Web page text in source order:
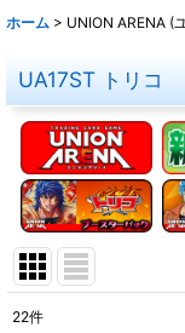
ホーム > UNION ARENA (
UA17ST トリコ
22件